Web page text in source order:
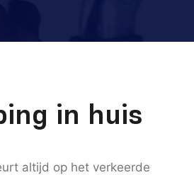
in huis
altijd op het verkeerde